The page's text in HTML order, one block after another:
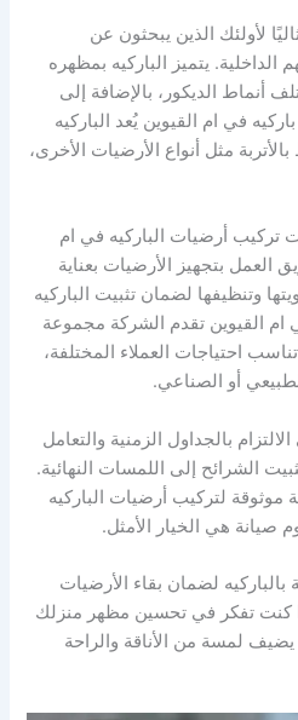
لأولئك الذين يبحثون عن
يتميز الباركيه بمظهره
أنماط الديكور، بالإضافة إلى
في ام القيوين يُعد الباركيه
مثل أنواع الأرضيات الأخرى،
أرضيات الباركيه في ام
العمل بتجهيز الأرضيات بعناية
وتنظيفها لضمان تثبيت الباركيه
ام القيوين تقدم الشركة مجموعة
احتياجات العملاء المختلفة،
أو الصناعي.
بالجداول الزمنية والتعامل
الشرائح إلى اللمسات النهائية.
لتركيب أرضيات الباركيه
صيانة هي الخيار الأمثل.
بالباركيه لضمان بقاء الأرضيات
كنت تفكر في تحسين مظهر منزلك
يضيف لمسة من الأناقة والراحة